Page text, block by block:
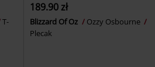
T-
189.90 zł
Blizzard Of Oz
Ozzy Osbourne
Plecak